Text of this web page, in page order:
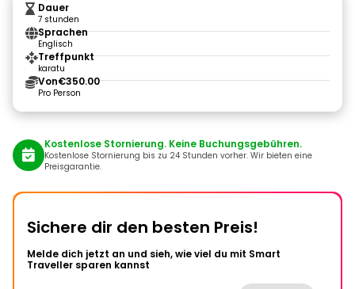
Dauer
7 stunden
Sprachen
Englisch
Treffpunkt
karatu
Von€350.00
Pro Person
Kostenlose Stornierung. Keine Buchungsgebühren.
Kostenlose Stornierung bis zu 24 Stunden vorher. Wir bieten eine
Preisgarantie.
Sichere dir den besten Preis!
Melde dich jetzt an und sieh, wie viel du mit Smart
Traveller sparen kannst